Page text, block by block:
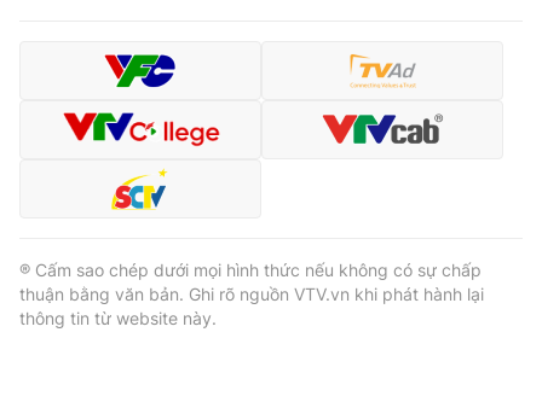
® Cấm sao chép dưới mọi hình thức nếu không có sự chấp
thuận bằng văn bản. Ghi rõ nguồn VTV.vn khi phát hành lại
thông tin từ website này.